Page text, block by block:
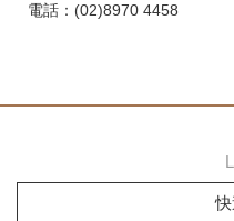
電話：(02)8970 4458